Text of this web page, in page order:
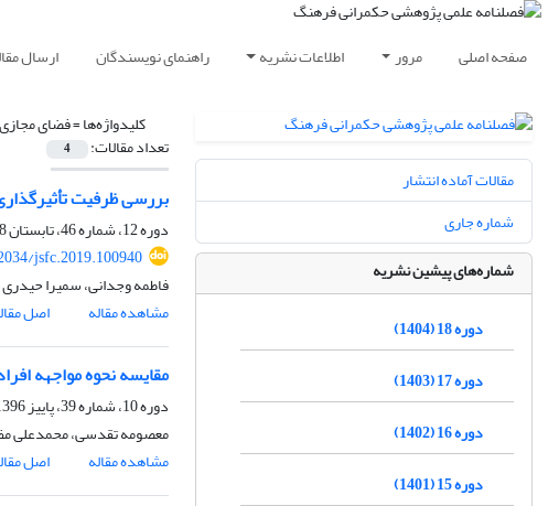
صفحه اصلی مرور اطلاعات نشریه راهنمای نویسندگان ارسال
کلیدواژه‌ها =فضای مجازی
تعداد مقالات: 4
بررسی ظرفیت
دوره 12، شماره 46، تابستان 1398، صفحه
jsfc.2019.100940
فاطمه وجدانی، سمیرا حیدری
مشاهده مقاله
اصل
مقایسه نحوه مواجهه
دوره 10، شماره 39، پاییز 1396، صفحه
معصومه تقدسی، محمدعلی
مشاهده مقاله
اصل
مقالات آماده انتشار
شماره جاری
شماره‌های پیشین نشریه
دوره 18 (1404)
دوره 17 (1403)
دوره 16 (1402)
دوره 15 (1401)